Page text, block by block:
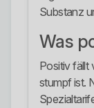
Substanz
Was
Positiv fällt
stumpf ist.